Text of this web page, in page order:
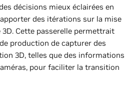
décisions mieux éclairées en
des itérations sur la mise
3D. Cette passerelle permettrait
production de capturer des
3D, telles que des informations
pour faciliter la transition